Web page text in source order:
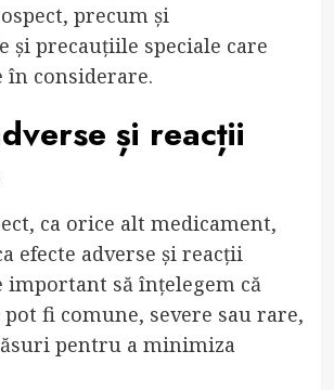
precum și
și precauțiile speciale care
considerare.
și reacții
ca orice alt medicament,
efecte adverse și reacții
important să înțelegem că
pot fi comune, severe sau rare,
pentru a minimiza